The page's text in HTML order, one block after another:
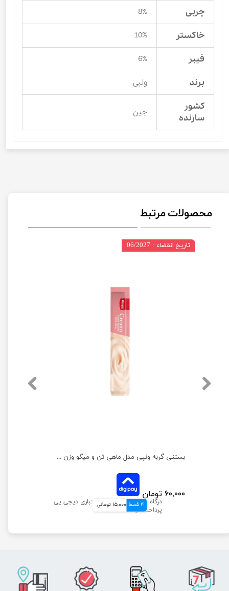
چربی 8%
خاکستر 10%
فیبر 6%
برند ونپی
کشور
سازنده
چین
محصولات مرتبط
بستنی گربه ونپی مدل ماهی تن و میگو وزن 14 گرم
۶۰,۰۰۰ تومان
4 قسط 15,000 تومانی
تاریخ انقضاء : 06/2027